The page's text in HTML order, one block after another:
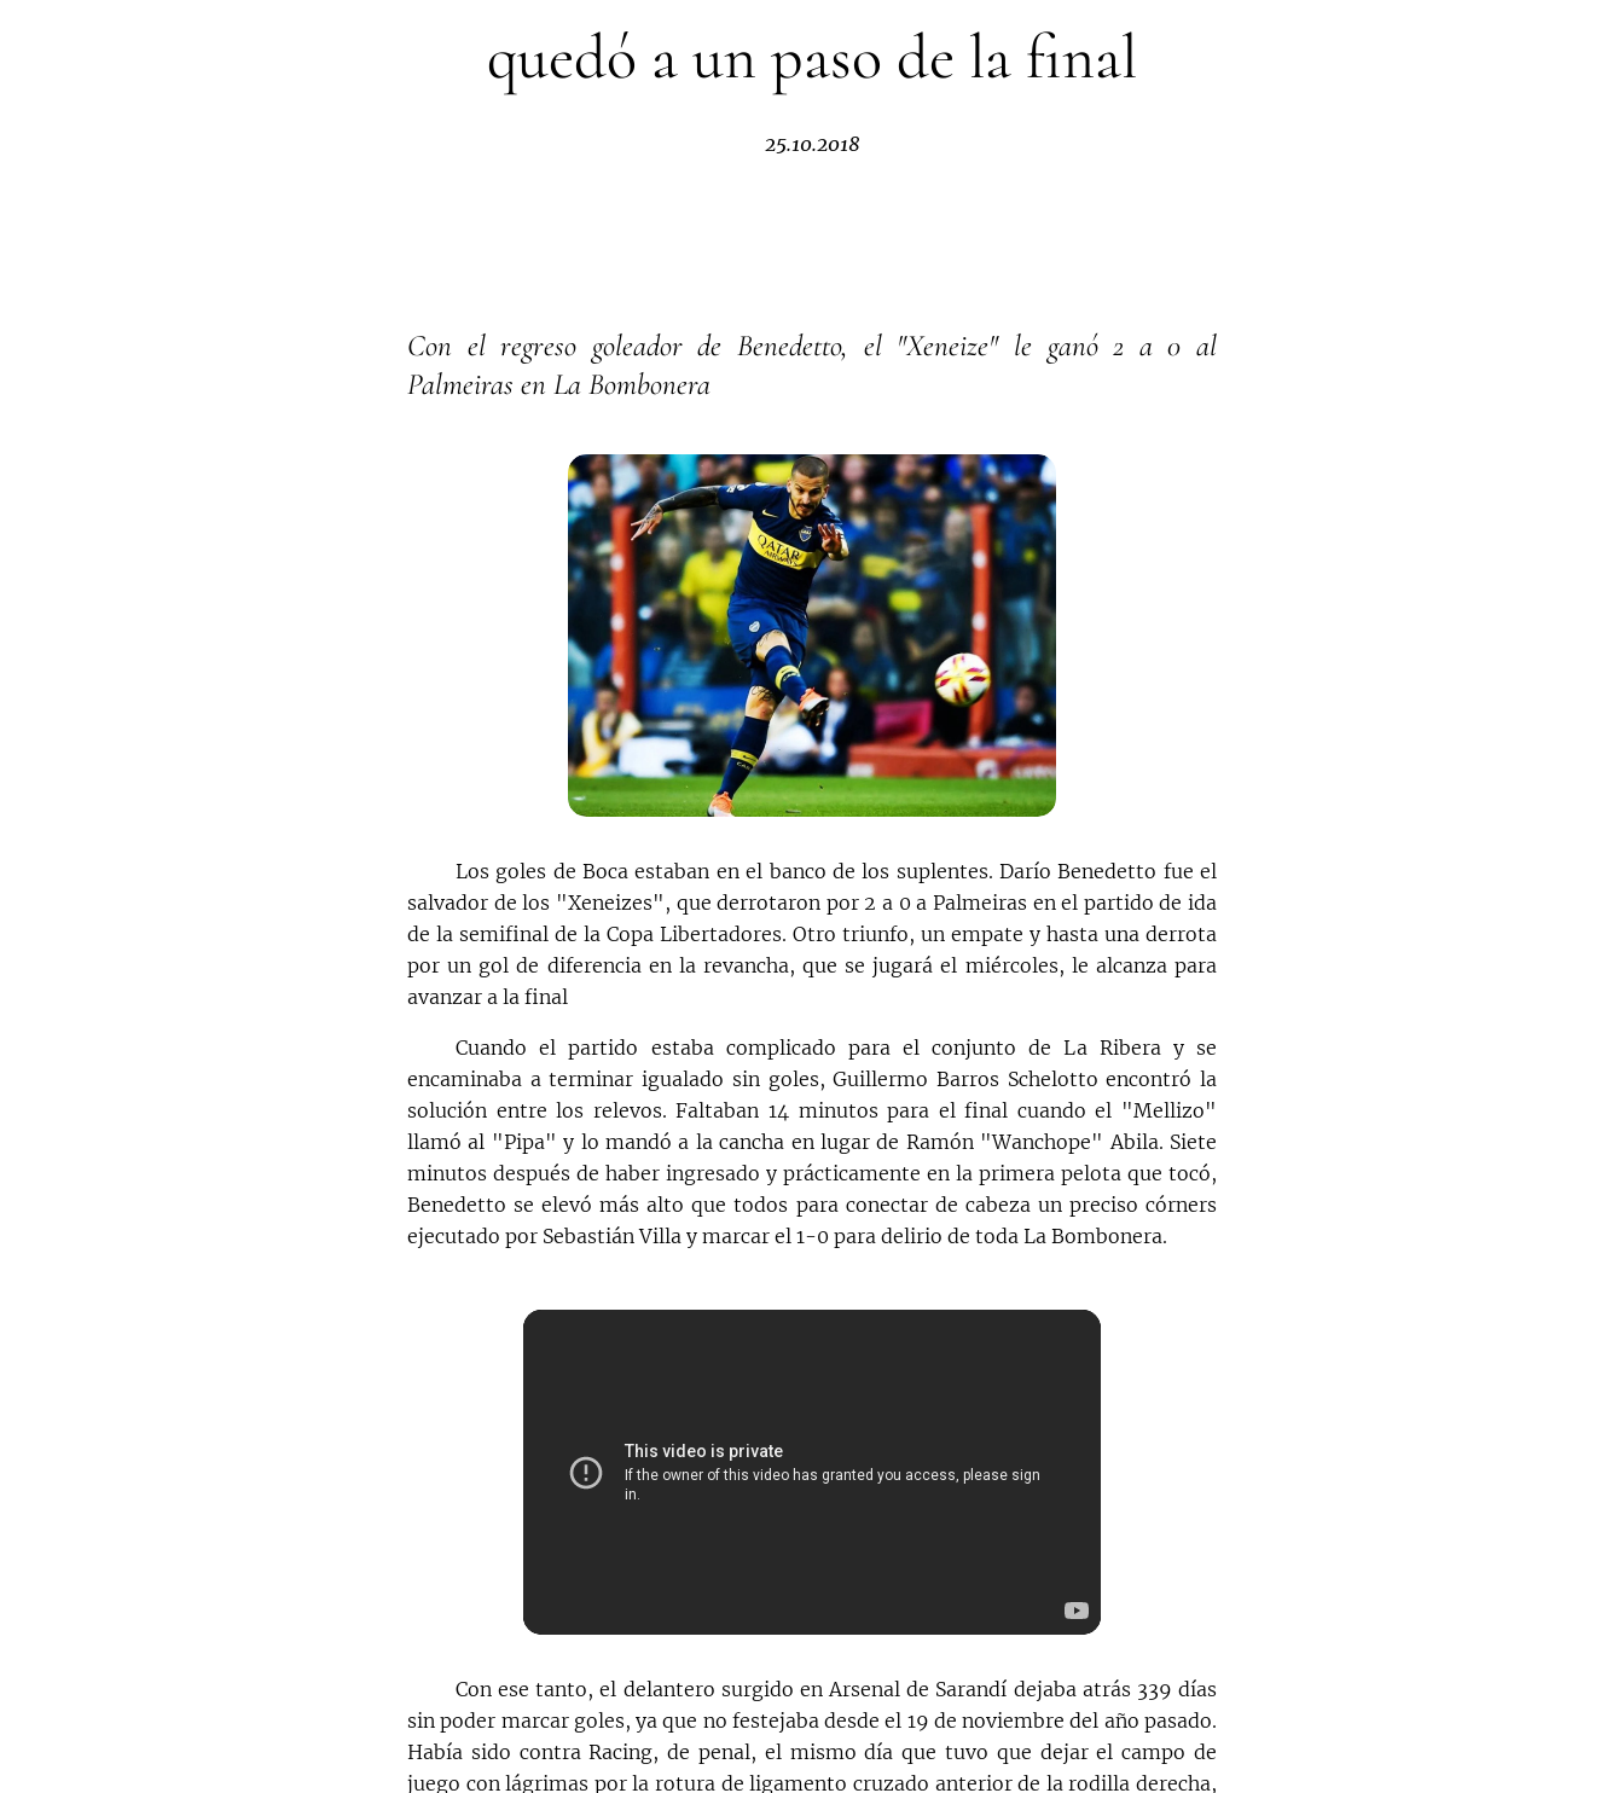
quedó a un paso de la final
25.10.2018
Con el regreso goleador de Benedetto, el "Xeneize" le ganó 2 a 0 al
Palmeiras en La Bombonera
Los goles de Boca estaban en el banco de los suplentes. Darío Benedetto fue el
salvador de los "Xeneizes", que derrotaron por 2 a 0 a Palmeiras en el partido de ida
de la semifinal de la Copa Libertadores. Otro triunfo, un empate y hasta una derrota
por un gol de diferencia en la revancha, que se jugará el miércoles, le alcanza para
avanzar a la final
Cuando el partido estaba complicado para el conjunto de La Ribera y se
encaminaba a terminar igualado sin goles, Guillermo Barros Schelotto encontró la
solución entre los relevos. Faltaban 14 minutos para el final cuando el "Mellizo"
llamó al "Pipa" y lo mandó a la cancha en lugar de Ramón "Wanchope" Abila. Siete
minutos después de haber ingresado y prácticamente en la primera pelota que tocó,
Benedetto se elevó más alto que todos para conectar de cabeza un preciso córners
ejecutado por Sebastián Villa y marcar el 1-0 para delirio de toda La Bombonera.
Con ese tanto, el delantero surgido en Arsenal de Sarandí dejaba atrás 339 días
sin poder marcar goles, ya que no festejaba desde el 19 de noviembre del año pasado.
Había sido contra Racing, de penal, el mismo día que tuvo que dejar el campo de
juego con lágrimas por la rotura de ligamento cruzado anterior de la rodilla derecha,